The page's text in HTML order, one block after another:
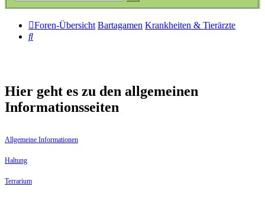
Foren-Übersicht Bartagamen Krankheiten & Tierärzte
Suche
Hier geht es zu den allgemeinen
Informationsseiten
Allgemeine Informationen
Haltung
Terrarium